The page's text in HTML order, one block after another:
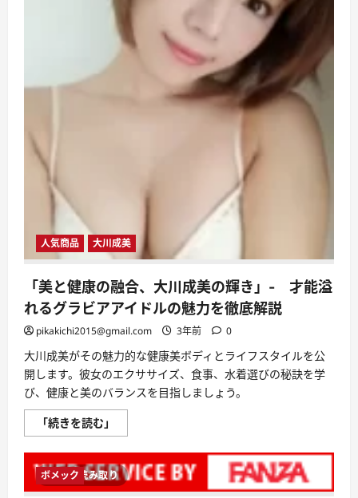
級
者
ま
で、
全
を
提
供!!
つ
い
て
さ
に
む
人気商品 大川成美
「美と健康の融合、大川成美の輝き」- 才能溢
れるグラビアアイドルの魅力を徹底解説
pikakichi2015@gmail.com 3年前 0
大川成美がその魅力的な健康美ボディとライフスタイルを公
開します。彼女のエクササイズ、食事、水着選びの秘訣を学
び、健康と美のバランスを目指しましょう。
「続きを読む」
と
康
の
融
合、
1 分読み取り
ボメック